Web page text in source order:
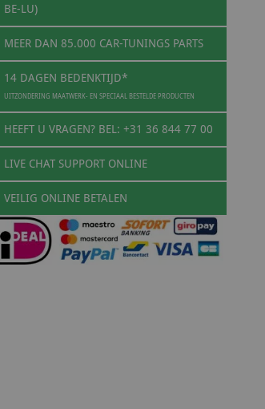
BE-LU)
MEER DAN 85.000 CAR-TUNINGS PARTS
14 DAGEN BEDENKTIJD*
UITZONDERING MAATWERK- EN SPECIAAL BESTELDE PRODUCTEN
HEEFT U VRAGEN? BEL: +31 36 844 77 00
LIVE CHAT SUPPORT ONLINE
VEILIG ONLINE BETALEN